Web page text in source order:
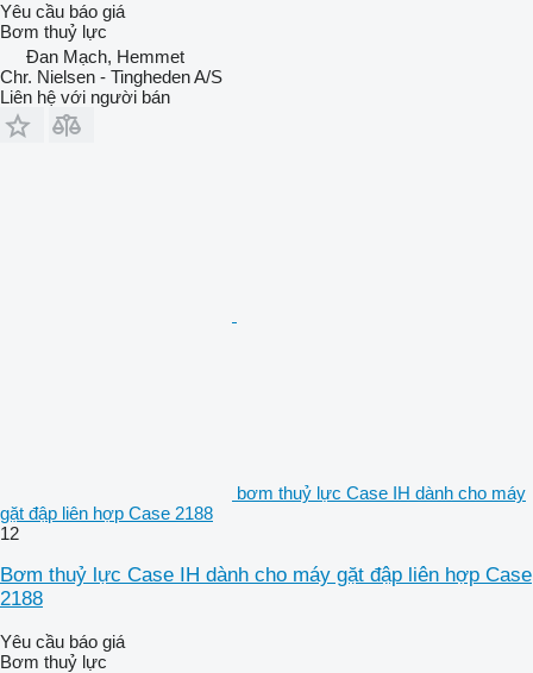
Yêu cầu báo giá
Bơm thuỷ lực
Đan Mạch, Hemmet
Chr. Nielsen - Tingheden A/S
Liên hệ với người bán
bơm thuỷ lực Case IH dành cho máy
gặt đập liên hợp Case 2188
12
Bơm thuỷ lực Case IH dành cho máy gặt đập liên hợp Case
2188
Yêu cầu báo giá
Bơm thuỷ lực